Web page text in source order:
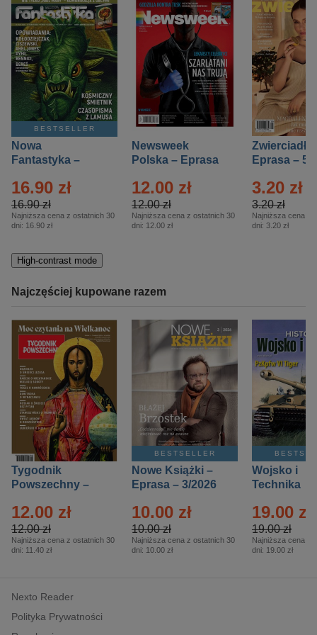
BESTSELLER
Nowa
Fantastyka –
16.90 zł
16.90 zł
Najniższa cena z ostatnich 30
dni: 16.90 zł
Newsweek
Polska – Eprasa
12.00 zł
12.00 zł
Najniższa cena z ostatnich 30
dni: 12.00 zł
Zwierciadło
Eprasa – 5/
3.20 zł
3.20 zł
Najniższa cena z
dni: 3.20 zł
High-contrast mode
Najczęściej kupowane razem
Tygodnik
Powszechny –
12.00 zł
12.00 zł
Najniższa cena z ostatnich 30
dni: 11.40 zł
BESTSELLER
Nowe Książki –
Eprasa – 3/2026
10.00 zł
10.00 zł
Najniższa cena z ostatnich 30
dni: 10.00 zł
Wojsko i
Technika
– 2/2026
19.00 zł
19.00 zł
Najniższa cena z
dni: 19.00 zł
Nexto Reader
Polityka Prywatności